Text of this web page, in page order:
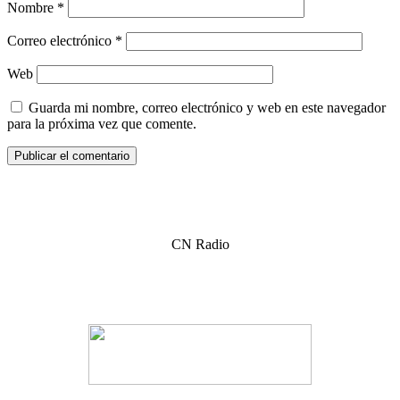
Nombre *
Correo electrónico *
Web
Guarda mi nombre, correo electrónico y web en este navegador
para la próxima vez que comente.
CN Radio